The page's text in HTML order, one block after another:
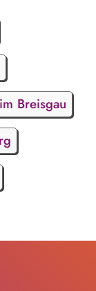
Breisgau